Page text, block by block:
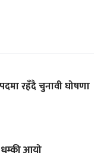
रहँदै चुनावी घोषणा
धम्की आयो